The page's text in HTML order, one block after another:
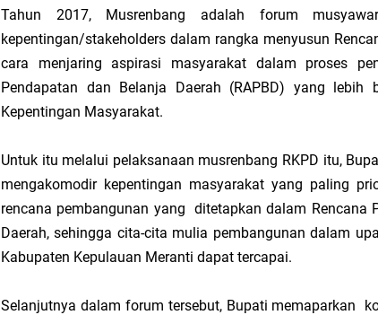
Bupati Asmar Sambut Lawatan Adat
Meranti
DPRD Kepulauan Meranti Sahkan
SPPG Mantiasa Jalani Inspeksi Higiene
PTPN IV Regional VI Kebun Julok Rayeuk
Bupati Asmar Tegaskan MoU Pemkab
Tahun 2017, Musrenbang adalah forum
kepentingan/stakeholders dalam rangka menyusun
cara menjaring aspirasi masyarakat dalam proses
Pendapatan dan Belanja Daerah (RAPBD) yang lebih
Kepentingan Masyarakat.
Untuk itu melalui pelaksanaan musrenbang RKPD itu,
mengakomodir kepentingan masyarakat yang paling
rencana pembangunan yang ditetapkan dalam Rencana
Daerah, sehingga cita-cita mulia pembangunan dalam
Kabupaten Kepulauan Meranti dapat tercapai.
Selanjutnya dalam forum tersebut, Bupati memaparkan